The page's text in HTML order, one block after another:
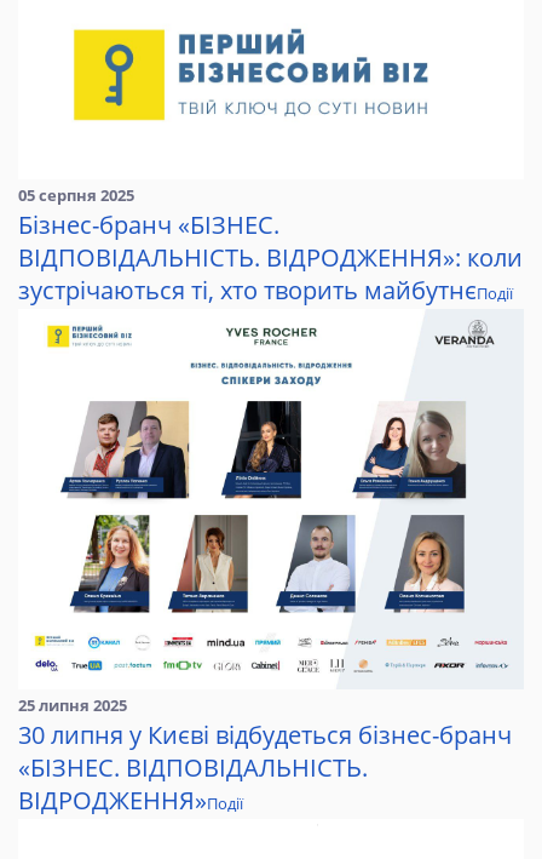
05 серпня 2025
Бізнес-бранч «БІЗНЕС.
ВІДПОВІДАЛЬНІСТЬ. ВІДРОДЖЕННЯ»: коли
зустрічаються ті, хто творить майбутнєПодії
25 липня 2025
30 липня у Києві відбудеться бізнес-бранч
«БІЗНЕС. ВІДПОВІДАЛЬНІСТЬ.
ВІДРОДЖЕННЯ»Події